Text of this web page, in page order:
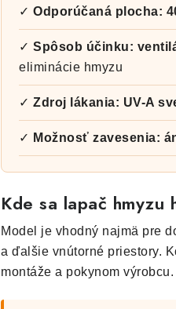
✓ Odporúčaná plocha:
✓ Spôsob účinku:
eliminácie hmyzu
✓ Zdroj lákania: UV-A
✓ Možnosť zavesenia:
Kde sa lapač hmyzu
Model je vhodný najmä pre
a ďalšie vnútorné priestory.
montáže a pokynom výrobcu.